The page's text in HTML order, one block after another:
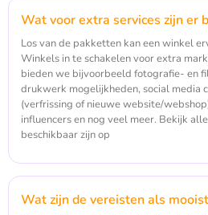
Wat voor extra services zijn er
Los van de pakketten kan een winkel
Winkels in te schakelen voor extra
bieden we bijvoorbeeld fotografie- en
drukwerk mogelijkheden, social media
(verfrissing of nieuwe website/
influencers en nog veel meer. Bekijk
beschikbaar zijn op
Wat zijn de vereisten als